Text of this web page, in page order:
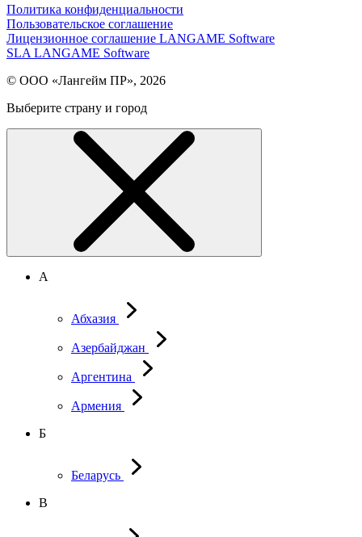
Политика конфиденциальности
Пользовательское соглашение
Лицензионное соглашение LANGAME Software
SLA LANGAME Software
© ООО «Лангейм ПР», 2026
Выберите страну и город
А
Абхазия
Азербайджан
Аргентина
Армения
Б
Беларусь
В